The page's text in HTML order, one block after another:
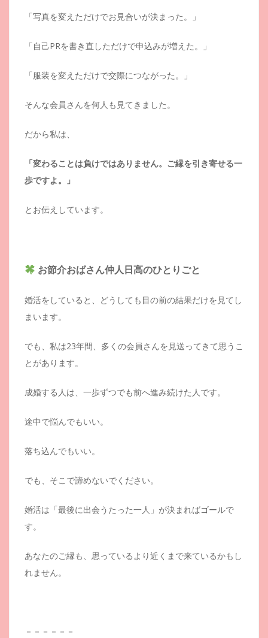
「写真を変えただけでお見合いが決まった。」
「自己PRを書き直しただけで申込みが増えた。」
「服装を変えただけで交際につながった。」
そんな会員さんを何人も見てきました。
だから私は、
「変わることは負けではありません。ご縁を引き寄せる一
歩ですよ。」
とお伝えしています。
お節介おばさん仲人日高のひとりごと
婚活をしていると、どうしても目の前の結果だけを見てし
まいます。
でも、私は23年間、多くの会員さんを見送ってきて思うこ
とがあります。
成婚する人は、一歩ずつでも前へ進み続けた人です。
途中で悩んでもいい。
落ち込んでもいい。
でも、そこで諦めないでください。
婚活は「最後に出会うたった一人」が決まればゴールで
す。
あなたのご縁も、思っているより近くまで来ているかもし
れません。
－－－－－－